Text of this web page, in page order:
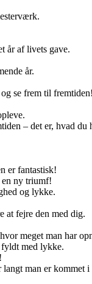
år af livets gave.
år.
se frem til fremtiden!
– det er, hvad du
er fantastisk!
en ny triumf!
og lykke.
at fejre den med dig.
meget man har
med lykke.
langt man er kommet